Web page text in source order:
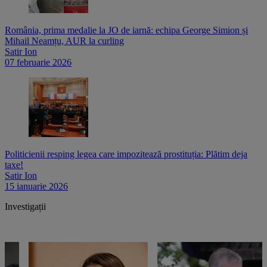
România, prima medalie la JO de iarnă: echipa George Simion și
Mihail Neamțu, AUR la curling
Satir Ion
07 februarie 2026
Politicienii resping legea care impozitează prostituția: Plătim deja
taxe!
Satir Ion
15 ianuarie 2026
Investigații